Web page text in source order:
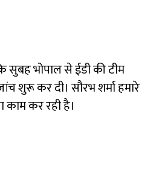
सुबह भोपाल से ईडी की टीम
शुरू कर दी। सौरभ शर्मा हमारे
काम कर रही है।